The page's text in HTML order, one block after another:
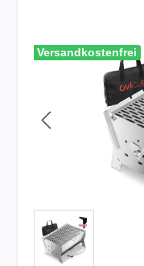
Versandkostenfrei